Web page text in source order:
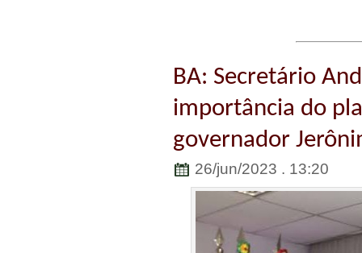
BA: Secretário
importância do
governador
26/jun/2023 . 13:20